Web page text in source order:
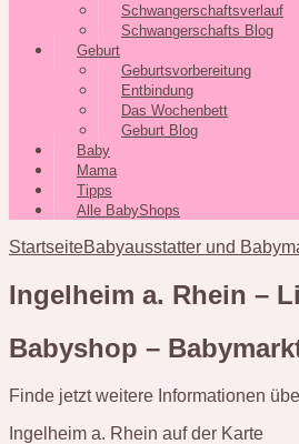
Schwangerschaftsverlauf
Schwangerschafts Blog
Geburt
Geburtsvorbereitung
Entbindung
Das Wochenbett
Geburt Blog
Baby
Mama
Tipps
Alle BabyShops
StartseiteBabyausstatter und
Ingelheim a. Rhein –
Babyshop –
Finde jetzt weitere Informationen
Ingelheim a. Rhein auf der Karte